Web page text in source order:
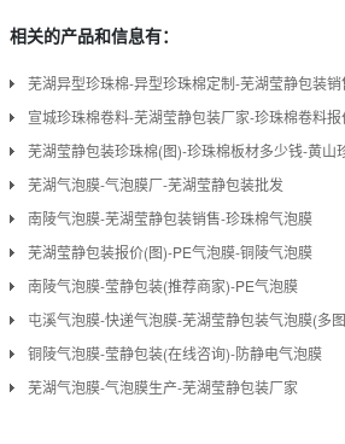
相关的产品和信息有：
芜湖异型珍珠棉-异型珍珠棉定制-芜湖莹静包装销
宣城珍珠棉卷料-芜湖莹静包装厂家-珍珠棉卷料报
芜湖莹静包装珍珠棉(图)-珍珠棉板材多少钱-黄山
芜湖气泡膜-气泡膜厂-芜湖莹静包装批发
南陵气泡膜-芜湖莹静包装销售-珍珠棉气泡膜
芜湖莹静包装报价(图)-PE气泡膜-铜陵气泡膜
南陵气泡膜-莹静包装(推荐商家)-PE气泡膜
屯溪气泡膜-快递气泡膜-芜湖莹静包装气泡膜(多
铜陵气泡膜-莹静包装(在线咨询)-防静电气泡膜
芜湖气泡膜-气泡膜生产-芜湖莹静包装厂家